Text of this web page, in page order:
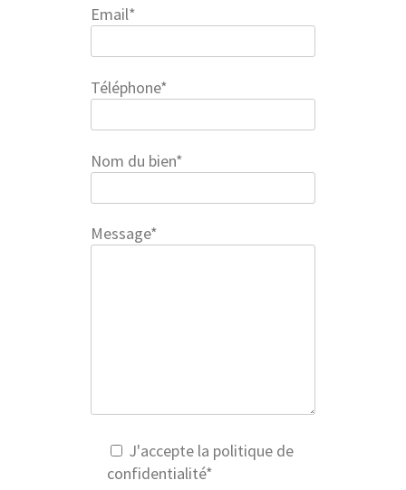
Email*
Téléphone*
Nom du bien*
Message*
J'accepte la politique de
confidentialité*